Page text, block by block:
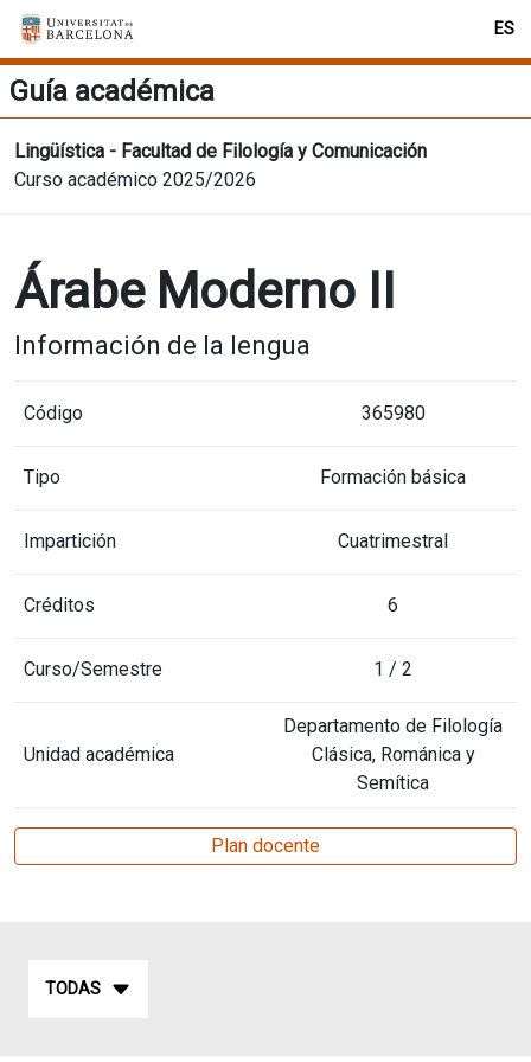
ES
Guía académica
Lingüística - Facultad de Filología y Comunicación
Curso académico 2025/2026
Árabe Moderno II
Información de la lengua
Código 365980
Tipo Formación básica
Impartición Cuatrimestral
Créditos 6
Curso/Semestre 1 / 2
Unidad académica
Departamento de Filología
Clásica, Románica y
Semítica
Plan docente
TODAS